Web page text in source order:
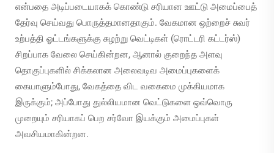
என்பதை அடிப்படையாகக் கொண்டு சரியான ஊட்டு அமைப்பைத்
தேர்வு செய்வது பொருத்தமானதாகும். வேகமான ஒற்றைச் சுவர்
உற்பத்தி ஓட்டங்களுக்கு சுழற்று வெட்டிகள் (ரொட்டரி கட்டர்ஸ்)
சிறப்பாக வேலை செய்கின்றன, ஆனால் குறைந்த அளவு
தொகுப்புகளில் சிக்கலான அலைவடிவ அமைப்புகளைக்
கையாளும்போது, வேகத்தை விட வகைமை முக்கியமாக
இருக்கும்; அப்போது துல்லியமான வெட்டுகளை ஒவ்வொரு
முறையும் சரியாகப் பெற சர்வோ இயக்கும் அமைப்புகள்
அவசியமாகின்றன.